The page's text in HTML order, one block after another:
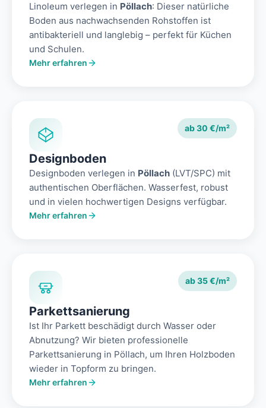
Linoleum verlegen in Pöllach: Dieser natürliche
Boden aus nachwachsenden Rohstoffen ist
antibakteriell und langlebig – perfekt für Küchen
und Schulen.
Mehr erfahren
ab 30 €/m²
Designboden
Designboden verlegen in Pöllach (LVT/SPC) mit
authentischen Oberflächen. Wasserfest, robust
und in vielen hochwertigen Designs verfügbar.
Mehr erfahren
ab 35 €/m²
Parkettsanierung
Ist Ihr Parkett beschädigt durch Wasser oder
Abnutzung? Wir bieten professionelle
Parkettsanierung in Pöllach, um Ihren Holzboden
wieder in Topform zu bringen.
Mehr erfahren